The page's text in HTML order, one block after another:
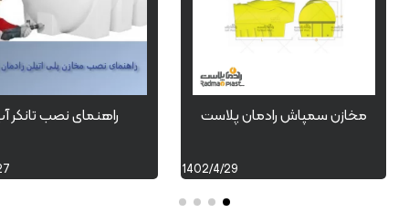
مخازن سمپاش رادمان پلاست
1402/4/29
راهنمای نصب تانکر